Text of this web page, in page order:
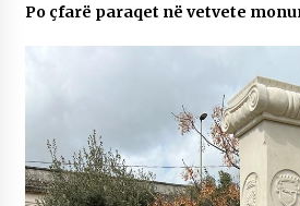
Po çfarë paraqet në vetvete